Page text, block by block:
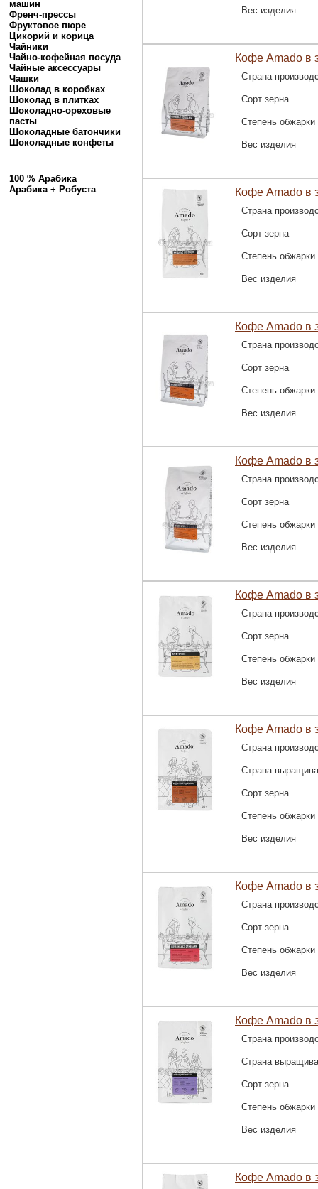
машин
Френч-прессы
Фруктовое пюре
Цикорий и корица
Чайники
Чайно-кофейная посуда
Чайные аксессуары
Чашки
Шоколад в коробках
Шоколад в плитках
Шоколадно-ореховые
пасты
Шоколадные батончики
Шоколадные конфеты
100 % Арабика
Арабика + Робуста
Вес изделия
Кофе Amado в
Страна
Сорт зерна
Степень обжарки
Вес изделия
Кофе Amado в
Страна
Сорт зерна
Степень обжарки
Вес изделия
Кофе Amado в
Страна
Сорт зерна
Степень обжарки
Вес изделия
Кофе Amado в
Страна
Сорт зерна
Степень обжарки
Вес изделия
Кофе Amado в
Страна
Сорт зерна
Степень обжарки
Вес изделия
Кофе Amado в
Страна
Страна
Сорт зерна
Степень обжарки
Вес изделия
Кофе Amado в
Страна
Сорт зерна
Степень обжарки
Вес изделия
Кофе Amado в
Страна
Страна
Сорт зерна
Степень обжарки
Вес изделия
Кофе Amado в